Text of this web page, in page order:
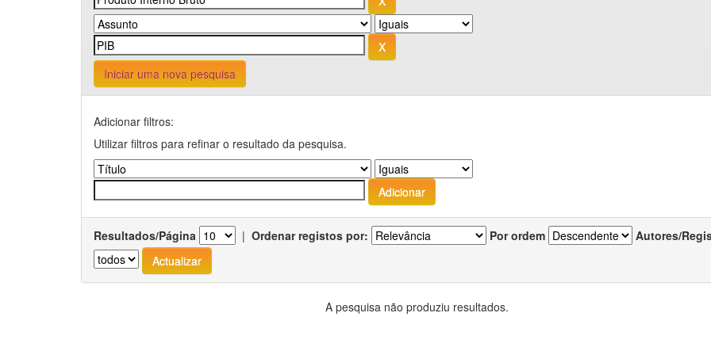
Iniciar uma nova pesquisa
Adicionar filtros:
Utilizar filtros para refinar o resultado da pesquisa.
Resultados/Página | Ordenar registos por: Por ordem Autores/
A pesquisa não produziu resultados.